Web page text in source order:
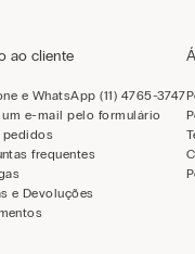
ao cliente
e WhatsApp (11) 4765-3747
um e-mail pelo formulário
pedidos
frequentes
e Devoluções